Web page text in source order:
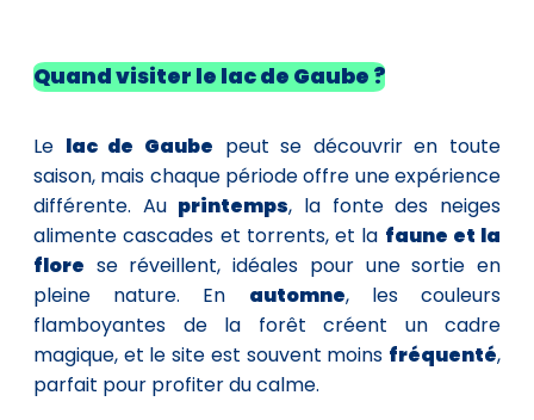
Quand visiter le lac de Gaube ?
Le lac de Gaube peut se découvrir en toute
saison, mais chaque période offre une expérience
différente. Au printemps, la fonte des neiges
alimente cascades et torrents, et la faune et la
flore se réveillent, idéales pour une sortie en
pleine nature. En automne, les couleurs
flamboyantes de la forêt créent un cadre
magique, et le site est souvent moins fréquenté,
parfait pour profiter du calme.